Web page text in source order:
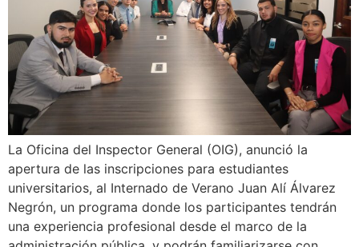
La Oficina del Inspector General (OIG), anunció la
apertura de las inscripciones para estudiantes
universitarios, al Internado de Verano Juan Alí Álvarez
Negrón, un programa donde los participantes tendrán
una experiencia profesional desde el marco de la